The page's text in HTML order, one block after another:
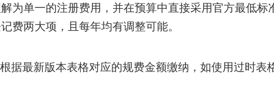
为单一的注册费用，并在预算中直接采用官方最低标
费两大项，且每年均有调整可能。
据最新版本表格对应的规费金额缴纳，如使用过时表